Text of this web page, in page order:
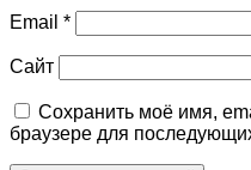
Email *
Сайт
Сохранить моё имя,
браузере для